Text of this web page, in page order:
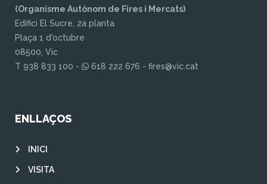
(Organisme Autònom de Fires i Mercats)
Edifici El Sucre, 2a planta
Plaça 1 d'octubre
08500, Vic
T 938 833 100 -
618 222 676 - fires@vic.cat
ENLLAÇOS
INICI
VISITA